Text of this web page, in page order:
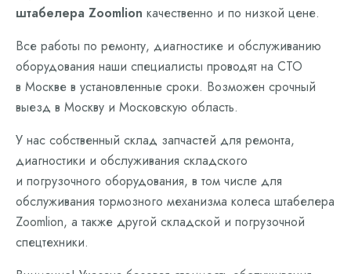
штабелера Zoomlion качественно и по низкой цене.
Все работы по ремонту, диагностике и обслуживанию
оборудования наши специалисты проводят на СТО
в Москве в установленные сроки. Возможен срочный
выезд в Москву и Московскую область.
У нас собственный склад запчастей для ремонта,
диагностики и обслуживания складского
и погрузочного оборудования, в том числе для
обслуживания тормозного механизма колеса штабелера
Zoomlion, а также другой складской и погрузочной
спецтехники.